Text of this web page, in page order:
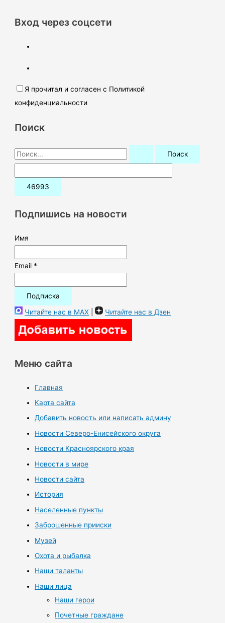
Вход через соцсети
Я прочитал и согласен с Политикой
конфиденциальности
Поиск
П
о
и
:Подпишись на новости
Имя
Email *
Читайте нас в MAX | Читайте нас в Дзен
Меню сайта
Главная
Карта сайта
Добавить новость или написать админу
Новости Северо-Енисейского округа
Новости Красноярского края
Новости в мире
Новости сайта
История
Населенные пункты
Заброшенные прииски
Музей
Охота и рыбалка
Наши таланты
Наши лица
Наши герои
Почетные граждане